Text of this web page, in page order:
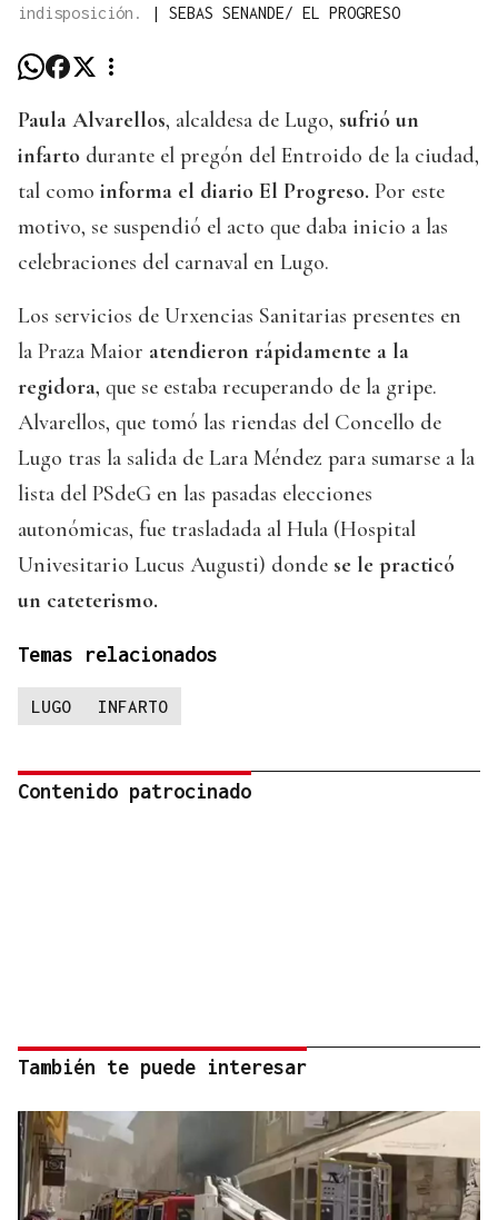
indisposición.
| SEBAS SENANDE/ EL PROGRESO
Paula Alvarellos, alcaldesa de Lugo, sufrió un
infarto durante el pregón del Entroido de la ciudad,
tal como informa el diario El Progreso. Por este
motivo, se suspendió el acto que daba inicio a las
celebraciones del carnaval en Lugo.
Los servicios de Urxencias Sanitarias presentes en
la Praza Maior atendieron rápidamente a la
regidora, que se estaba recuperando de la gripe.
Alvarellos, que tomó las riendas del Concello de
Lugo tras la salida de Lara Méndez para sumarse a la
lista del PSdeG en las pasadas elecciones
autonómicas, fue trasladada al Hula (Hospital
Univesitario Lucus Augusti) donde se le practicó
un cateterismo.
Temas relacionados
LUGO INFARTO
Contenido patrocinado
También te puede interesar